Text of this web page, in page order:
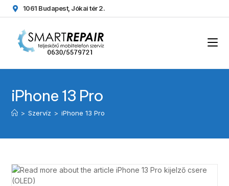
1061 Budapest, Jókai tér 2.
iPhone 13 Pro
> Szervíz > iPhone 13 Pro